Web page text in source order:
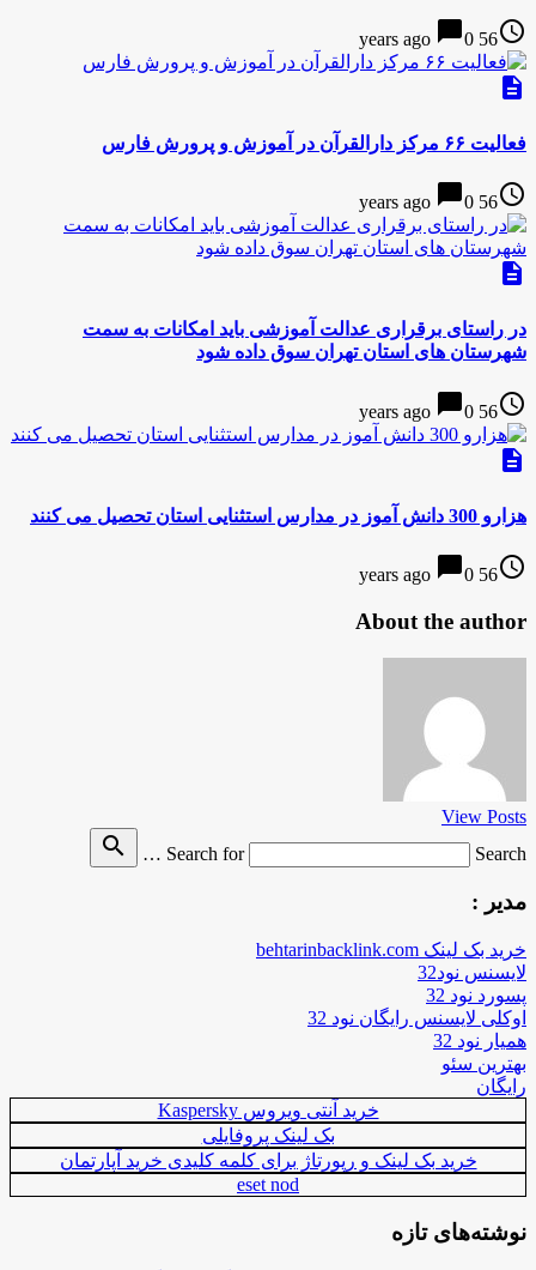
access_time
56 years ago
chat_bubble0
description
فعاليت ۶۶ مركز دارالقرآن در آموزش و پرورش فارس
access_time
56 years ago
chat_bubble0
description
در راستای برقراری عدالت آموزشی باید امکانات به سمت
شهرستان های استان تهران سوق داده شود
access_time
56 years ago
chat_bubble0
description
هزارو 300 دانش آموز در مدارس استثنایی استان تحصیل می کنند
access_time
56 years ago
chat_bubble0
About the author
View Posts
Search for
Search …
search
مدیر :
خرید بک لینک behtarinbacklink.com
لایسنس نود32
پسورد نود 32
اوکلی لایسنس رایگان نود 32
همیار نود 32
بهترین سئو
رایگان
خرید آنتی ویروس Kaspersky
بک لینک پروفایلی
خرید بک لینک و رپورتاژ برای کلمه کلیدی خرید آپارتمان
eset nod
نوشته‌های تازه